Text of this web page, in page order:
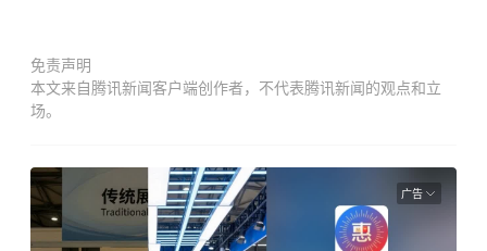
免责声明
本文来自腾讯新闻客户端创作者，不代表腾讯新闻的观点和立
场。
广告